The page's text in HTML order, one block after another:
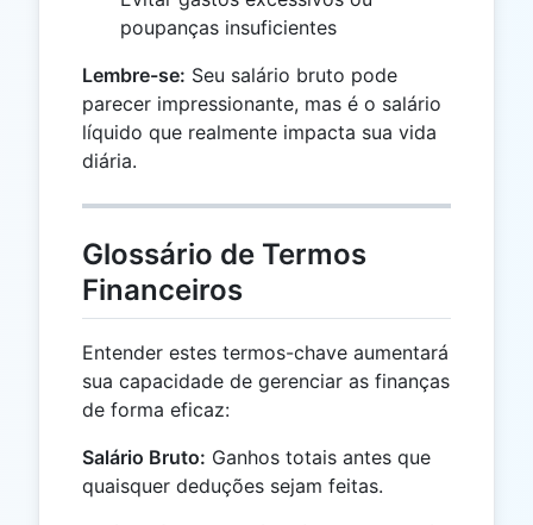
poupanças insuficientes
Lembre-se: Seu salário bruto pode
parecer impressionante, mas é o salário
líquido que realmente impacta sua vida
diária.
Glossário de Termos
Financeiros
Entender estes termos-chave aumentará
sua capacidade de gerenciar as finanças
de forma eficaz:
Salário Bruto: Ganhos totais antes que
quaisquer deduções sejam feitas.